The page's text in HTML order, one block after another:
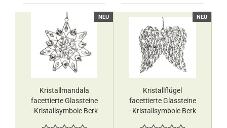
NEU
Kristallmandala
facettierte Glassteine
- Kristallsymbole Berk
NEU
Kristallflügel
facettierte Glassteine
- Kristallsymbole Berk